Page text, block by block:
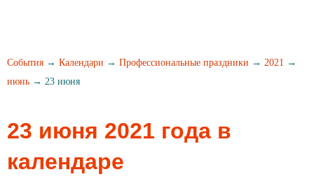
События → Календари → Профессиональные праздники → 2021 →
июнь → 23 июня
23 июня 2021 года в
календаре